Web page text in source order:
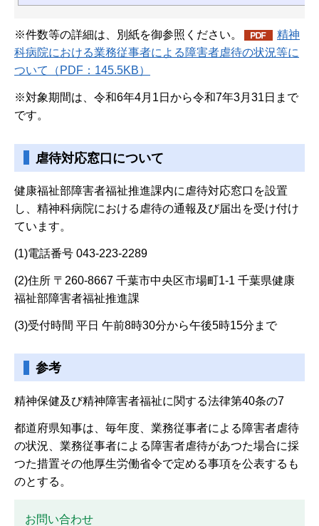
※件数等の詳細は、別紙を御参照ください。
精神
科病院における業務従事者による障害者虐待の状況等に
ついて（PDF：145.5KB）
※対象期間は、令和6年4月1日から令和7年3月31日まで
です。
虐待対応窓口について
健康福祉部障害者福祉推進課内に虐待対応窓口を設置
し、精神科病院における虐待の通報及び届出を受け付け
ています。
(1)電話番号 043-223-2289
(2)住所 〒260-8667 千葉市中央区市場町1-1 千葉県健康
福祉部障害者福祉推進課
(3)受付時間 平日 午前8時30分から午後5時15分まで
参考
精神保健及び精神障害者福祉に関する法律第40条の7
都道府県知事は、毎年度、業務従事者による障害者虐待
の状況、業務従事者による障害者虐待があつた場合に採
つた措置その他厚生労働省令で定める事項を公表するも
のとする。
お問い合わせ